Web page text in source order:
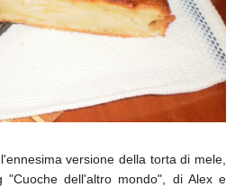
versione della torta di mele,
dell'altro mondo", di Alex e